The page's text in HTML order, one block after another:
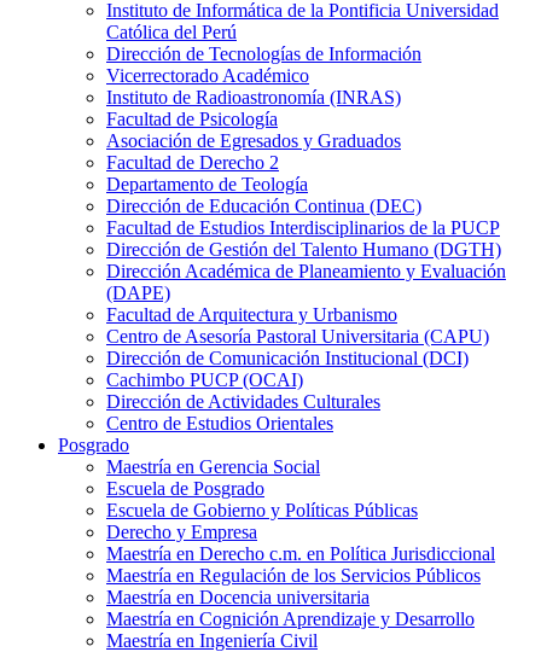
Instituto de Informática de la Pontificia Universidad
Católica del Perú
Dirección de Tecnologías de Información
Vicerrectorado Académico
Instituto de Radioastronomía (INRAS)
Facultad de Psicología
Asociación de Egresados y Graduados
Facultad de Derecho 2
Departamento de Teología
Dirección de Educación Continua (DEC)
Facultad de Estudios Interdisciplinarios de la PUCP
Dirección de Gestión del Talento Humano (DGTH)
Dirección Académica de Planeamiento y Evaluación
(DAPE)
Facultad de Arquitectura y Urbanismo
Centro de Asesoría Pastoral Universitaria (CAPU)
Dirección de Comunicación Institucional (DCI)
Cachimbo PUCP (OCAI)
Dirección de Actividades Culturales
Centro de Estudios Orientales
Posgrado
Maestría en Gerencia Social
Escuela de Posgrado
Escuela de Gobierno y Políticas Públicas
Derecho y Empresa
Maestría en Derecho c.m. en Política Jurisdiccional
Maestría en Regulación de los Servicios Públicos
Maestría en Docencia universitaria
Maestría en Cognición Aprendizaje y Desarrollo
Maestría en Ingeniería Civil